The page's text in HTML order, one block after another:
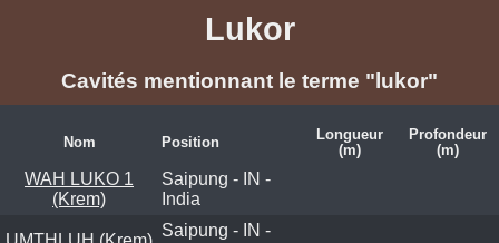
Lukor
Cavités mentionnant le terme "lukor"
Nom Position
Longueur
(m)
Profondeur
(m)
WAH LUKO 1
(Krem)
Saipung - IN -
India
Saipung - IN -